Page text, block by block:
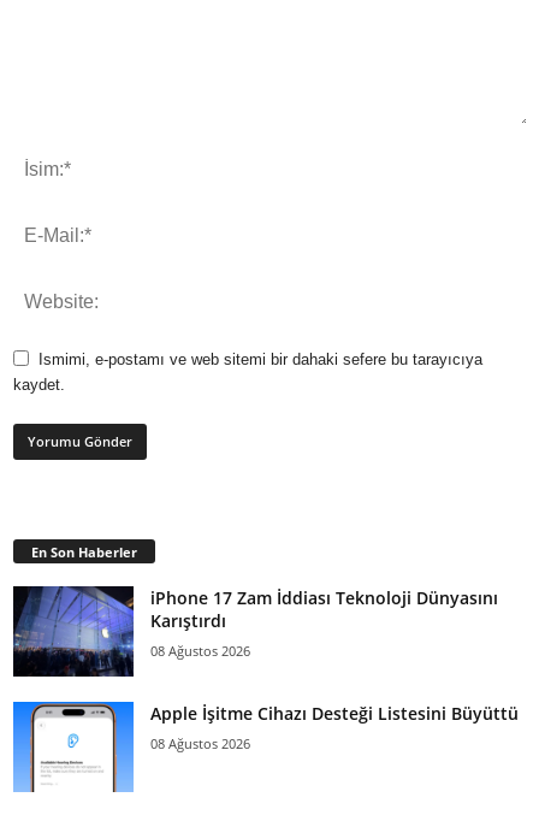
Ismimi, e-postamı ve web sitemi bir dahaki sefere bu tarayıcıya
kaydet.
En Son Haberler
iPhone 17 Zam İddiası Teknoloji Dünyasını
Karıştırdı
08 Ağustos 2026
Apple İşitme Cihazı Desteği Listesini Büyüttü
08 Ağustos 2026